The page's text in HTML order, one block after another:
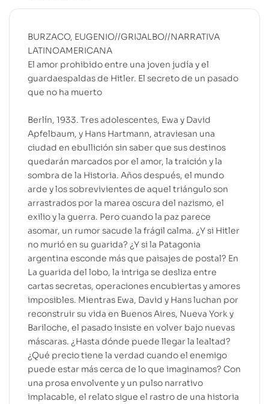
BURZACO, EUGENIO//GRIJALBO//NARRATIVA
LATINOAMERICANA
El amor prohibido entre una joven judía y el
guardaespaldas de Hitler. El secreto de un pasado
que no ha muerto
Berlín, 1933. Tres adolescentes, Ewa y David
Apfelbaum, y Hans Hartmann, atraviesan una
ciudad en ebullición sin saber que sus destinos
quedarán marcados por el amor, la traición y la
sombra de la Historia. Años después, el mundo
arde y los sobrevivientes de aquel triángulo son
arrastrados por la marea oscura del nazismo, el
exilio y la guerra. Pero cuando la paz parece
asomar, un rumor sacude la frágil calma. ¿Y si Hitler
no murió en su guarida? ¿Y si la Patagonia
argentina esconde más que paisajes de postal? En
La guarida del lobo, la intriga se desliza entre
cartas secretas, operaciones encubiertas y amores
imposibles. Mientras Ewa, David y Hans luchan por
reconstruir su vida en Buenos Aires, Nueva York y
Bariloche, el pasado insiste en volver bajo nuevas
máscaras. ¿Hasta dónde puede llegar la lealtad?
¿Qué precio tiene la verdad cuando el enemigo
puede estar más cerca de lo que imaginamos? Con
una prosa envolvente y un pulso narrativo
implacable, el relato sigue el rastro de una historia